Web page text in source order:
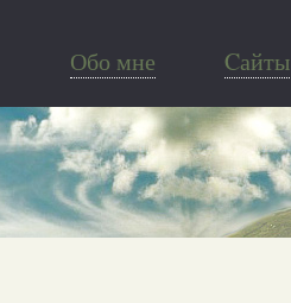
Обо мне Cайты